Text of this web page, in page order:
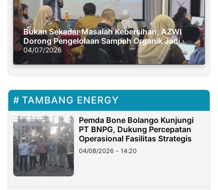
Bukan Sekadar Masalah Kebersihan, AZWI
Dorong Pengelolaan Sampah Organik Jadi
Solusi Krisis Iklim
04/07/2026
TAMBANG ENERGY
Pemda Bone Bolango Kunjungi
PT BNPG, Dukung Percepatan
Operasional Fasilitas Strategis
04/08/2026 - 14:20